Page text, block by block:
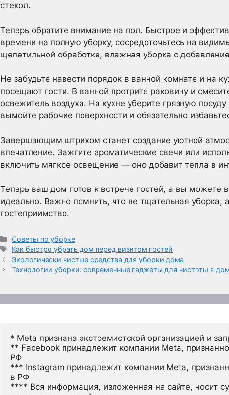
стекол.
Теперь обратите внимание на пол. Быстрое и
времени на полную уборку, сосредоточьтесь на
щепетильной обработке, влажная уборка с
Не забудьте навести порядок в ванной комнате и на
посещают гости. В ванной протрите раковину и
освежитель воздуха. На кухне уберите грязную
вымойте рабочие поверхности и обязательно
Завершающим штрихом станет создание уютной
впечатление. Зажгите ароматические свечи или
включить мягкое освещение — оно добавит тепла в
Теперь ваш дом готов к встрече гостей, а вы можете
идеально. Важно помнить, что не тщательная
гостеприимство.
Рубрики
Советы по уборке
Метки
Как быстро убрать дом перед визитом гостей
Экологически чистые средства для уборки дома
Технологии уборки: современные гаджеты для чистоты в
* Meta признана экстремистской организацией и
** Facebook принадлежит компании Meta,
РФ
*** Instagram принадлежит компании Meta,
в РФ
**** Вся информация, изложенная на сайте, носит